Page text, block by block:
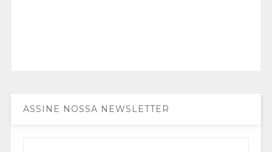
ASSINE NOSSA NEWSLETTER